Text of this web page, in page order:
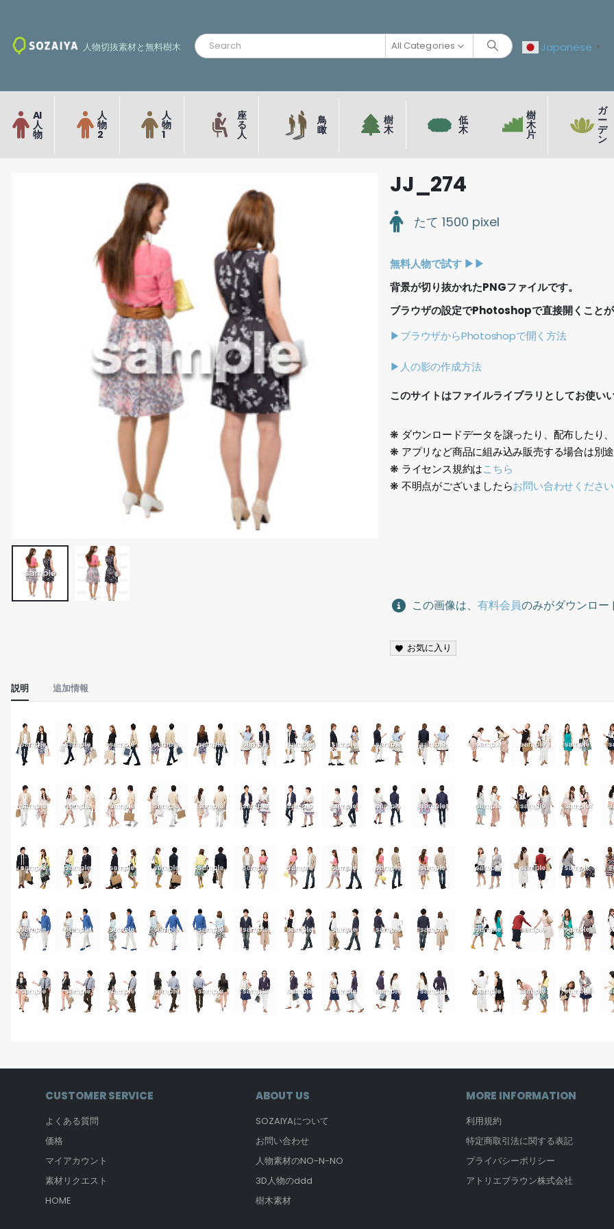
人物切抜素材と無料樹木 All Categories Japanese ▼
AI
人
物
人
物
2
人
物
1
座
る
人
鳥
瞰
樹
木
低
木
樹
木
片
ガ
ー
デ
ン
JJ_274
たて 1500 pixel
無料人物で試す ▶︎▶︎
背景が切り抜かれたPNGファイルです。
ブラウザの設定でPhotoshopで直接開くこと
▶ブラウザからPhotoshopで開く方法
▶人の影の作成方法
このサイトはファイルライブラリとしてお使い
❋ ダウンロードデータを譲ったり、配布したり
❋ アプリなど商品に組み込み販売する場合は別
❋ ライセンス規約はこちら
❋ 不明点がございましたらお問い合わせください
この画像は、有料会員のみがダウンロー
お気に入り
説明 追加情報
CUSTOMER SERVICE
よくある質問
価格
マイアカウント
素材リクエスト
HOME
ABOUT US
SOZAIYAについて
お問い合わせ
人物素材のNO-N-NO
3D人物のddd
樹木素材
MORE INFORMATION
利用規約
特定商取引法に関する表記
プライバシーポリシー
アトリエブラウン株式会社